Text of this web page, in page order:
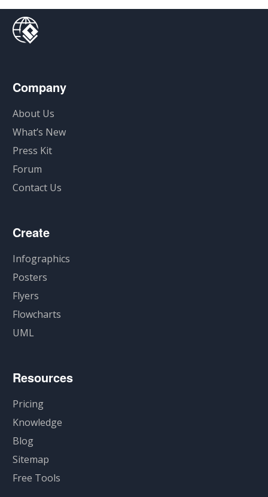
Company
About Us
What’s New
Press Kit
Forum
Contact Us
Create
Infographics
Posters
Flyers
Flowcharts
UML
Resources
Pricing
Knowledge
Blog
Sitemap
Free Tools